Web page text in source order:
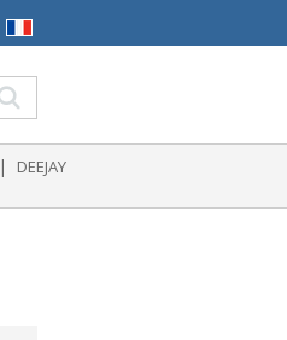
| DEEJAY